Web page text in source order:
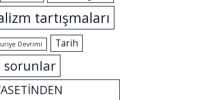
tartışmaları
Devrimi Tarih
sorunlar